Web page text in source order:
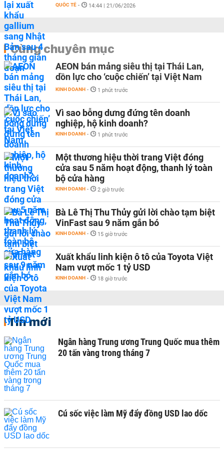
QUỐC TẾ - 14:44 | 21/06/2026
Cùng chuyên mục
AEON bán mảng siêu thị tại Thái Lan,
dồn lực cho ‘cuộc chiến’ tại Việt Nam
KINH DOANH - 1 phút trước
Vì sao bỗng dưng đứng tên doanh
nghiệp, hộ kinh doanh?
KINH DOANH - 1 phút trước
Một thương hiệu thời trang Việt đóng
cửa sau 5 năm hoạt động, thanh lý toàn
bộ cửa hàng
KINH DOANH - 2 giờ trước
Bà Lê Thị Thu Thủy gửi lời chào tạm biệt
VinFast sau 9 năm gắn bó
KINH DOANH - 15 giờ trước
Xuất khẩu linh kiện ô tô của Toyota Việt
Nam vượt mốc 1 tỷ USD
KINH DOANH - 18 giờ trước
Tin mới
Ngân hàng Trung ương Trung Quốc mua thêm
20 tấn vàng trong tháng 7
Cú sốc việc làm Mỹ đẩy đồng USD lao dốc